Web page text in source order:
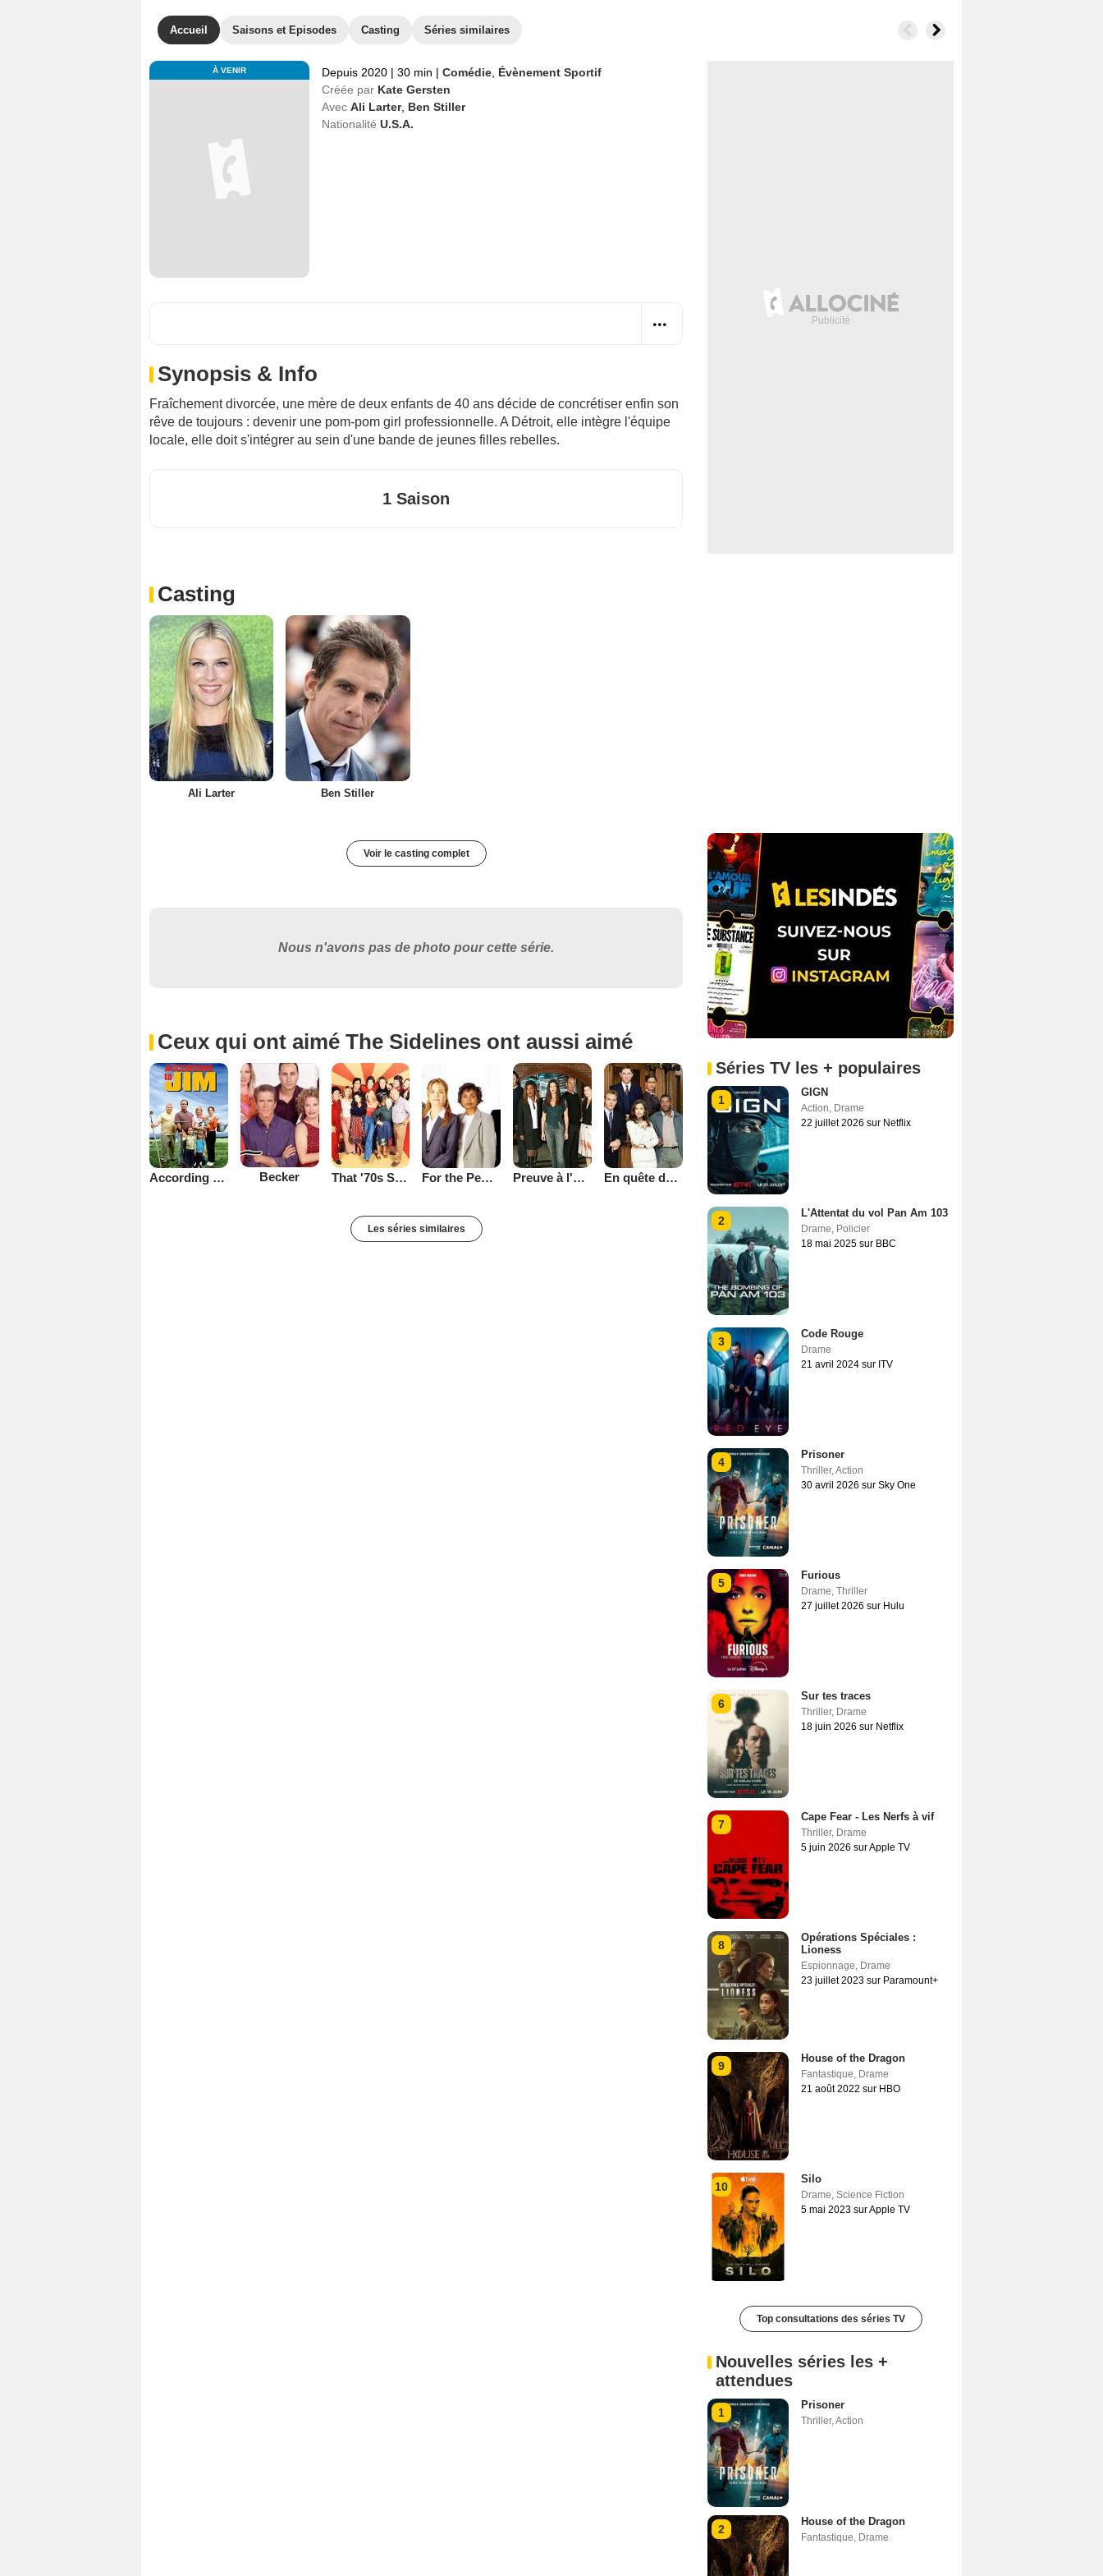
Accueil Saisons et Episodes Casting Séries similaires
À VENIR Depuis 2020 | 30 min | Comédie Évènement Sportif
Créée par Kate Gersten
Avec Ali Larter, Ben Stiller
Nationalité U.S.A.
Synopsis & Info
Fraîchement divorcée, une mère de deux enfants de 40 ans décide de concrétiser enfin son
rêve de toujours : devenir une pom-pom girl professionnelle. A Détroit, elle intègre l'équipe
locale, elle doit s'intégrer au sein d'une bande de jeunes filles rebelles.
1 Saison
Casting
Ali Larter Ben Stiller
Voir le casting complet
Nous n'avons pas de photo pour cette série.
Ceux qui ont aimé The Sidelines ont aussi aimé
According to Jim Becker That '70s Show For the People (2002) Preuve à l'appui En quête de justice
Les séries similaires
Séries TV les + populaires
1
GIGN
Action, Drame
22 juillet 2026 sur Netflix
2
L'Attentat du vol Pan Am 103
Drame, Policier
18 mai 2025 sur BBC
3
Code Rouge
Drame
21 avril 2024 sur ITV
4
Prisoner
Thriller,Action
30 avril 2026 sur Sky One
5
Furious
Drame, Thriller
27 juillet 2026 sur Hulu
6
Sur tes traces
Thriller, Drame
18 juin 2026 sur Netflix
7
Cape Fear - Les Nerfs à vif
Thriller, Drame
5 juin 2026 sur Apple TV
8
Opérations Spéciales :
Lioness
Espionnage, Drame
23 juillet 2023 sur Paramount+
9
House of the Dragon
Fantastique, Drame
21 août 2022 sur HBO
10
Silo
Drame, Science Fiction
5 mai 2023 sur Apple TV
Top consultations des séries TV
Nouvelles séries les +
attendues
1
Prisoner
Thriller,Action
2
House of the Dragon
Fantastique, Drame